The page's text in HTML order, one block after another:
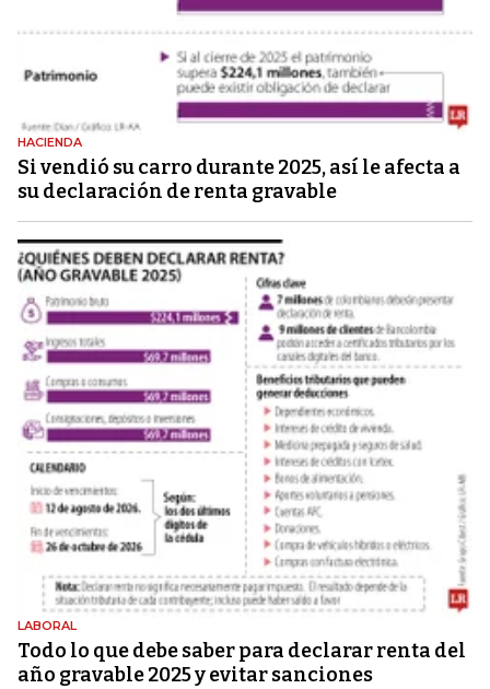
HACIENDA
Si vendió su carro durante 2025, así le afecta a
su declaración de renta gravable
LABORAL
Todo lo que debe saber para declarar renta del
año gravable 2025 y evitar sanciones